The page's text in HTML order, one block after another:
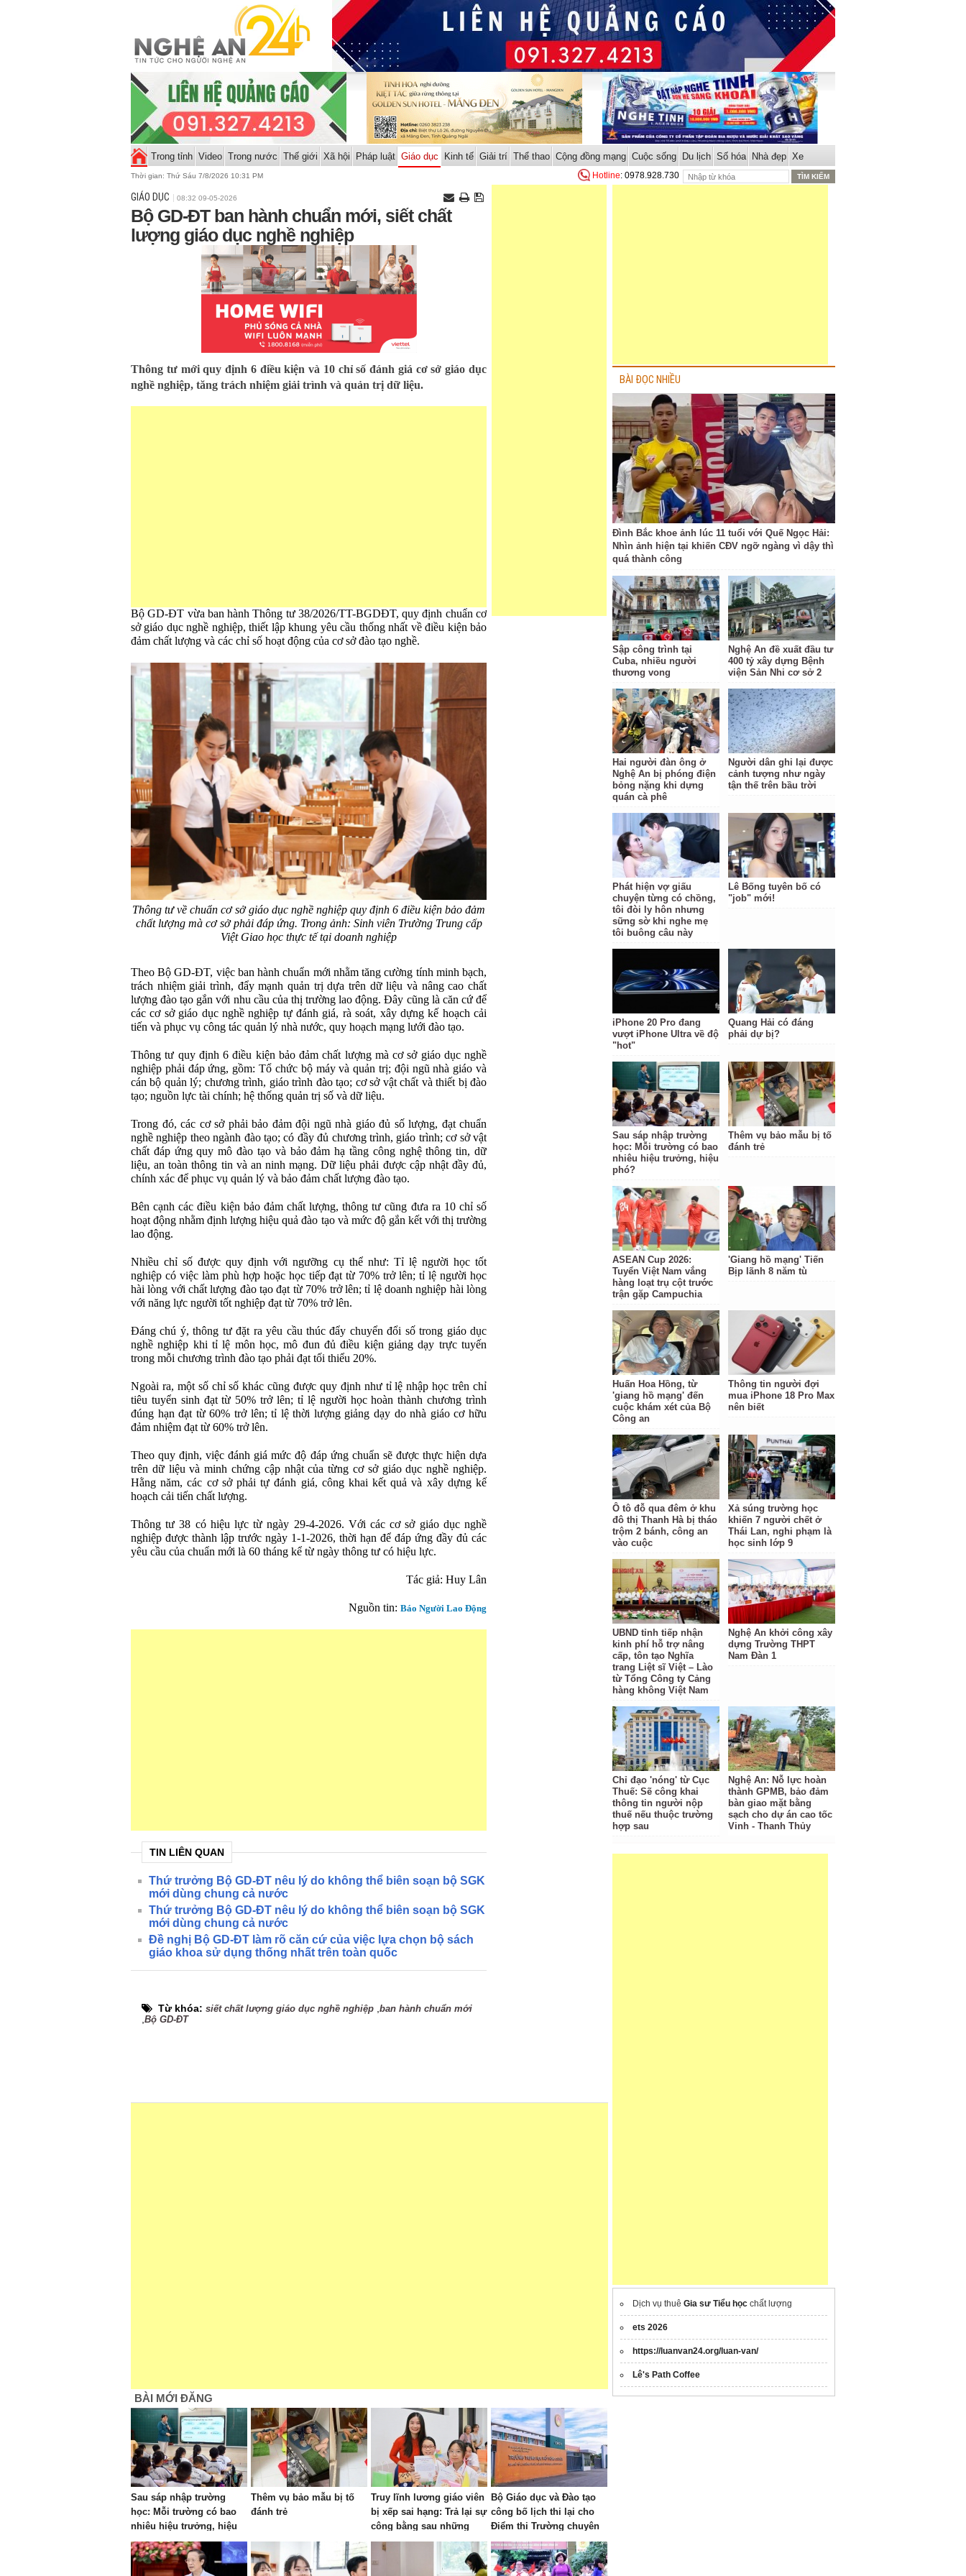
Trong tỉnh Video Trong nước Thế giới Xã hội Pháp luật Giáo dục Kinh tế Giải trí Thể thao Cộng đồng mạng Cuộc sống Du lịch Số hóa Nhà đẹp Xe
Thời gian: Thứ Sáu 7/8/2026 10:31 PM Hotline: 0978.928.730
GIÁO DỤC 08:32 09-05-2026
Bộ GD-ĐT ban hành chuẩn mới, siết chất
lượng giáo dục nghề nghiệp
Thông tư mới quy định 6 điều kiện và 10 chỉ số đánh giá cơ sở giáo dục
nghề nghiệp, tăng trách nhiệm giải trình và quản trị dữ liệu.
Bộ GD-ĐT vừa ban hành Thông tư 38/2026/TT-BGDĐT, quy định chuẩn cơ
sở giáo dục nghề nghiệp, thiết lập khung yêu cầu thống nhất về điều kiện bảo
đảm chất lượng và các chỉ số hoạt động của cơ sở đào tạo nghề.
Thông tư về chuẩn cơ sở giáo dục nghề nghiệp quy định 6 điều kiện bảo đảm
chất lượng mà cơ sở phải đáp ứng. Trong ảnh: Sinh viên Trường Trung cấp
Việt Giao học thực tế tại doanh nghiệp
Theo Bộ GD-ĐT, việc ban hành chuẩn mới nhằm tăng cường tính minh bạch,
trách nhiệm giải trình, đẩy mạnh quản trị dựa trên dữ liệu và nâng cao chất
lượng đào tạo gắn với nhu cầu của thị trường lao động. Đây cũng là căn cứ để
các cơ sở giáo dục nghề nghiệp tự đánh giá, rà soát, xây dựng kế hoạch cải
tiến và phục vụ công tác quản lý nhà nước, quy hoạch mạng lưới đào tạo.
Thông tư quy định 6 điều kiện bảo đảm chất lượng mà cơ sở giáo dục nghề
nghiệp phải đáp ứng, gồm: Tổ chức bộ máy và quản trị; đội ngũ nhà giáo và
cán bộ quản lý; chương trình, giáo trình đào tạo; cơ sở vật chất và thiết bị đào
tạo; nguồn lực tài chính; hệ thống quản trị số và dữ liệu.
Trong đó, các cơ sở phải bảo đảm đội ngũ nhà giáo đủ số lượng, đạt chuẩn
nghề nghiệp theo ngành đào tạo; có đầy đủ chương trình, giáo trình; cơ sở vật
chất đáp ứng quy mô đào tạo và bảo đảm hạ tầng công nghệ thông tin, dữ
liệu, an toàn thông tin và an ninh mạng. Dữ liệu phải được cập nhật đầy đủ,
chính xác để phục vụ quản lý và bảo đảm chất lượng đào tạo.
Bên cạnh các điều kiện bảo đảm chất lượng, thông tư cũng đưa ra 10 chỉ số
hoạt động nhằm định lượng hiệu quả đào tạo và mức độ gắn kết với thị trường
lao động.
Nhiều chỉ số được quy định với ngưỡng cụ thể như: Tỉ lệ người học tốt
nghiệp có việc làm phù hợp hoặc học tiếp đạt từ 70% trở lên; tỉ lệ người học
hài lòng với chất lượng đào tạo đạt từ 70% trở lên; tỉ lệ doanh nghiệp hài lòng
với năng lực người tốt nghiệp đạt từ 70% trở lên.
Đáng chú ý, thông tư đặt ra yêu cầu thúc đẩy chuyển đổi số trong giáo dục
nghề nghiệp khi tỉ lệ môn học, mô đun đủ điều kiện giảng dạy trực tuyến
trong mỗi chương trình đào tạo phải đạt tối thiểu 20%.
Ngoài ra, một số chỉ số khác cũng được quy định như tỉ lệ nhập học trên chỉ
tiêu tuyển sinh đạt từ 50% trở lên; tỉ lệ người học hoàn thành chương trình
đúng hạn đạt từ 60% trở lên; tỉ lệ thời lượng giảng dạy do nhà giáo cơ hữu
đảm nhiệm đạt từ 60% trở lên.
Theo quy định, việc đánh giá mức độ đáp ứng chuẩn sẽ được thực hiện dựa
trên dữ liệu và minh chứng cập nhật của từng cơ sở giáo dục nghề nghiệp.
Hằng năm, các cơ sở phải tự đánh giá, công khai kết quả và xây dựng kế
hoạch cải tiến chất lượng.
Thông tư 38 có hiệu lực từ ngày 29-4-2026. Với các cơ sở giáo dục nghề
nghiệp được thành lập trước ngày 1-1-2026, thời hạn để đáp ứng đầy đủ các
yêu cầu của chuẩn mới là 60 tháng kể từ ngày thông tư có hiệu lực.
Tác giả: Huy Lân
Nguồn tin: Báo Người Lao Động
TIN LIÊN QUAN
Thứ trưởng Bộ GD-ĐT nêu lý do không thể biên soạn bộ SGK
mới dùng chung cả nước
Thứ trưởng Bộ GD-ĐT nêu lý do không thể biên soạn bộ SGK
mới dùng chung cả nước
Đề nghị Bộ GD-ĐT làm rõ căn cứ của việc lựa chọn bộ sách
giáo khoa sử dụng thống nhất trên toàn quốc
Từ khóa: siết chất lượng giáo dục nghề nghiệp ban hành chuẩn mới
Bộ GD-ĐT
BÀI MỚI ĐĂNG
Sau sáp nhập trường
học: Mỗi trường có bao
nhiêu hiệu trưởng, hiệu
phó?
Thêm vụ bảo mẫu bị tố
đánh trẻ
Truy lĩnh lương giáo viên
bị xếp sai hạng: Trả lại sự
công bằng sau những
"bất cập"
Bộ Giáo dục và Đào tạo
công bố lịch thi lại cho
Điểm thi Trường chuyên
Tuyên Quang
BÀI ĐỌC NHIỀU
Đình Bắc khoe ảnh lúc 11 tuổi với Quế Ngọc Hải:
Nhìn ảnh hiện tại khiến CĐV ngỡ ngàng vì dậy thì
quá thành công
Sập công trình tại
Cuba, nhiều người
thương vong
Nghệ An đề xuất đầu tư
400 tỷ xây dựng Bệnh
viện Sản Nhi cơ sở 2
Hai người đàn ông ở
Nghệ An bị phóng điện
bỏng nặng khi dựng
quán cà phê
Người dân ghi lại được
cảnh tượng như ngày
tận thế trên bầu trời
Phát hiện vợ giấu
chuyện từng có chồng,
tôi đòi ly hôn nhưng
sững sờ khi nghe mẹ
tôi buông câu này
Lê Bống tuyên bố có
"job" mới!
iPhone 20 Pro đang
vượt iPhone Ultra về độ
"hot"
Quang Hải có đáng
phải dự bị?
Sau sáp nhập trường
học: Mỗi trường có bao
nhiêu hiệu trưởng, hiệu
phó?
Thêm vụ bảo mẫu bị tố
đánh trẻ
ASEAN Cup 2026:
Tuyển Việt Nam vắng
hàng loạt trụ cột trước
trận gặp Campuchia
'Giang hồ mạng' Tiến
Bịp lãnh 8 năm tù
Huấn Hoa Hồng, từ
'giang hồ mạng' đến
cuộc khám xét của Bộ
Công an
Thông tin người đợi
mua iPhone 18 Pro Max
nên biết
Ô tô đỗ qua đêm ở khu
đô thị Thanh Hà bị tháo
trộm 2 bánh, công an
vào cuộc
Xả súng trường học
khiến 7 người chết ở
Thái Lan, nghi phạm là
học sinh lớp 9
UBND tỉnh tiếp nhận
kinh phí hỗ trợ nâng
cấp, tôn tạo Nghĩa
trang Liệt sĩ Việt – Lào
từ Tổng Công ty Cảng
hàng không Việt Nam
Nghệ An khởi công xây
dựng Trường THPT
Nam Đàn 1
Chỉ đạo 'nóng' từ Cục
Thuế: Sẽ công khai
thông tin người nộp
thuế nếu thuộc trường
hợp sau
Nghệ An: Nỗ lực hoàn
thành GPMB, bảo đảm
bàn giao mặt bằng
sạch cho dự án cao tốc
Vinh - Thanh Thủy
Dịch vụ thuê Gia sư Tiểu học chất lượng
ets 2026
https://luanvan24.org/luan-van/
Lê's Path Coffee